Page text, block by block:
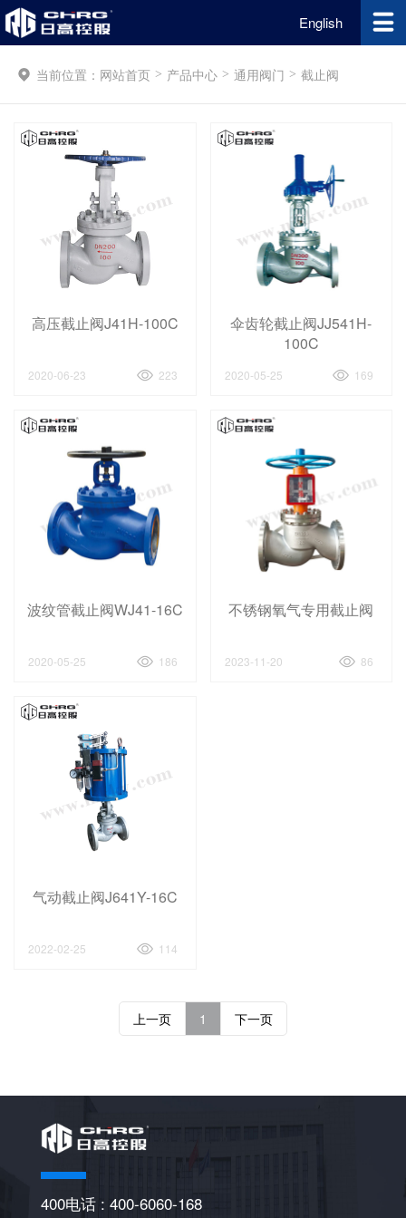
English
当前位置： 网站首页 > 产品中心 > 通用阀门 > 截止阀
高压截止阀J41H-100C
2020-06-23 223
伞齿轮截止阀JJ541H-
100C
2020-05-25 169
波纹管截止阀WJ41-16C
2020-05-25 186
不锈钢氧气专用截止阀
2023-11-20 86
气动截止阀J641Y-16C
2022-02-25 114
上一页 1 下一页
400电话 : 400-6060-168